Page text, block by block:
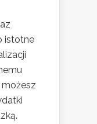
istotne